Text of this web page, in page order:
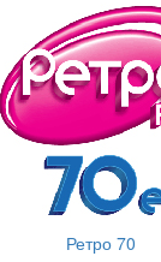
Ретро 70